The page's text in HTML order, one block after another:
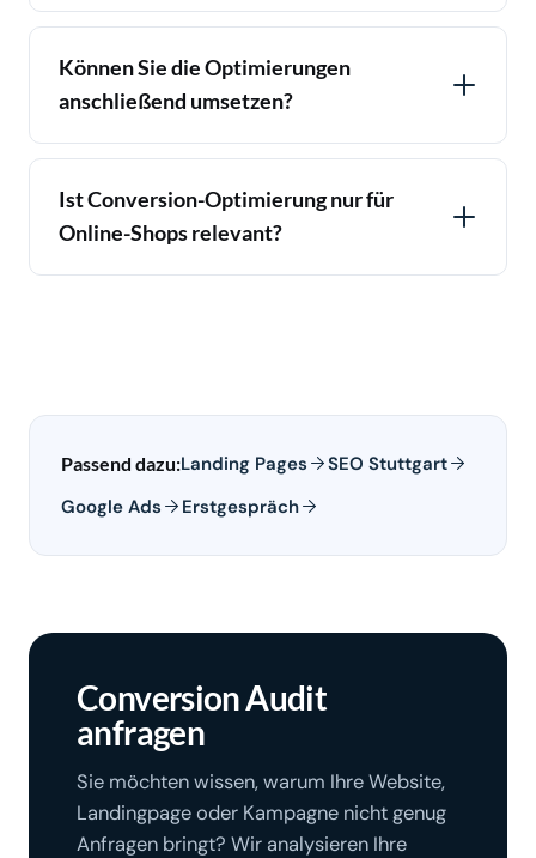
Können Sie die Optimierungen
anschließend umsetzen?
Ist Conversion-Optimierung nur für
Online-Shops relevant?
Passend dazu:Landing Pages
SEO Stuttgart
Google Ads
Erstgespräch
Conversion Audit
anfragen
Sie möchten wissen, warum Ihre Website,
Landingpage oder Kampagne nicht genug
Anfragen bringt? Wir analysieren Ihre